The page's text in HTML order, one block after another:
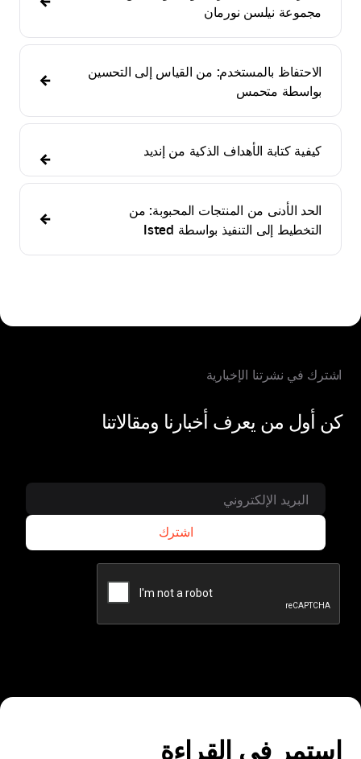
مجموعة نيلسن نورمان
الاحتفاظ بالمستخدم: من القياس إلى التحسين
بواسطة متحمس
كيفية كتابة الأهداف الذكية من إنديد
الحد الأدنى من المنتجات المحبوبة: من
التخطيط إلى التنفيذ بواسطة Isted
اشترك في نشرتنا الإخبارية
كن أول من يعرف أخبارنا ومقالاتنا
اشترك
اشترك
استمر في القراءة